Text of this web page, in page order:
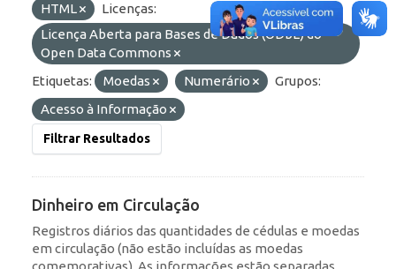
HTML
Licenças:
Licença Aberta para Bases de Dados (ODbL) do
Open Data Commons
Etiquetas:
Moedas Numerário
Grupos:
Acesso à Informação
Filtrar Resultados
Dinheiro em Circulação
Registros diários das quantidades de cédulas e moedas
em circulação (não estão incluídas as moedas